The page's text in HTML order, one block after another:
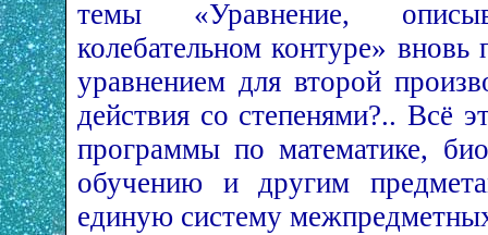
темы «Уравнение,
колебательном контуре» вновь
уравнением для второй
действия со степенями?.. Всё
программы по математике,
обучению и другим
единую систему